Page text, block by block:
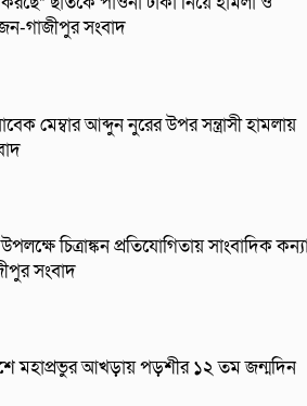
গাজীপুর সংবাদ
মেম্বার আব্দুন নুরের উপর সন্ত্রাসী হামলায়
চিত্রাঙ্কন প্রতিযোগিতায় সাংবাদিক
সংবাদ
মহাপ্রভুর আখড়ায় পড়শীর ১২ তম জন্মদিন